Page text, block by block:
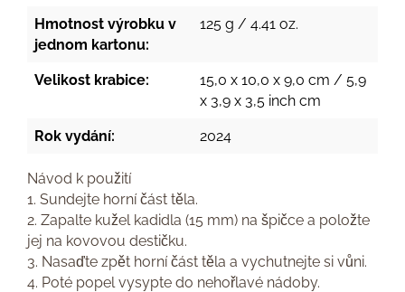
Hmotnost výrobku v
jednom kartonu:
125 g / 4.41 oz.
Velikost krabice:
15,0 x 10,0 x 9,0 cm / 5,9
x 3,9 x 3,5 inch cm
Rok vydání: 2024
Návod k použití
1. Sundejte horní část těla.
2. Zapalte kužel kadidla (15 mm) na špičce a položte
jej na kovovou destičku.
3. Nasaďte zpět horní část těla a vychutnejte si vůni.
4. Poté popel vysypte do nehořlavé nádoby.